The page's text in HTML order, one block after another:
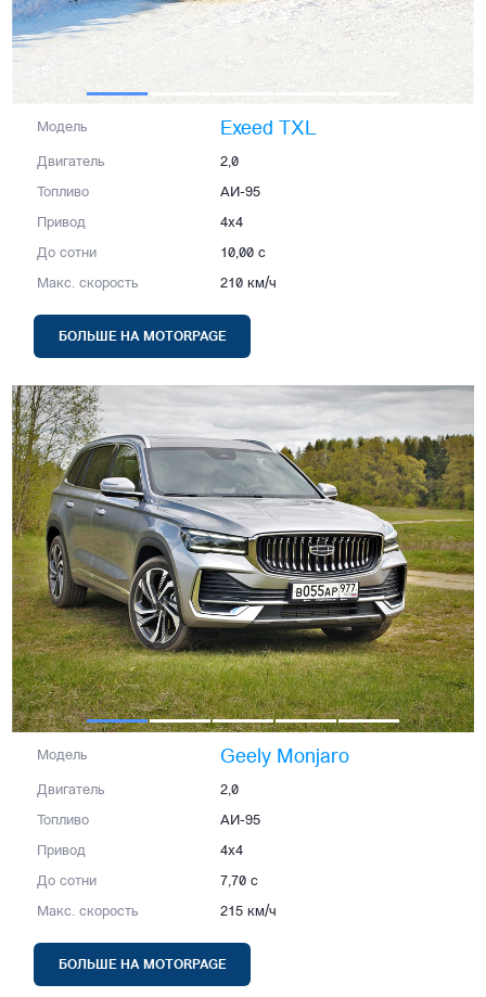
Модель Exeed TXL
Двигатель 2,0
Топливо АИ-95
Привод 4x4
До сотни 10,00 с
Макс. скорость 210 км/ч
БОЛЬШЕ НА MOTORPAGE
Модель Geely Monjaro
Двигатель 2,0
Топливо АИ-95
Привод 4x4
До сотни 7,70 с
Макс. скорость 215 км/ч
БОЛЬШЕ НА MOTORPAGE